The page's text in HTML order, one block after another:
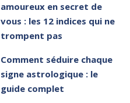
amoureux en secret de
vous : les 12 indices qui ne
trompent pas
Comment séduire chaque
signe astrologique : le
guide complet